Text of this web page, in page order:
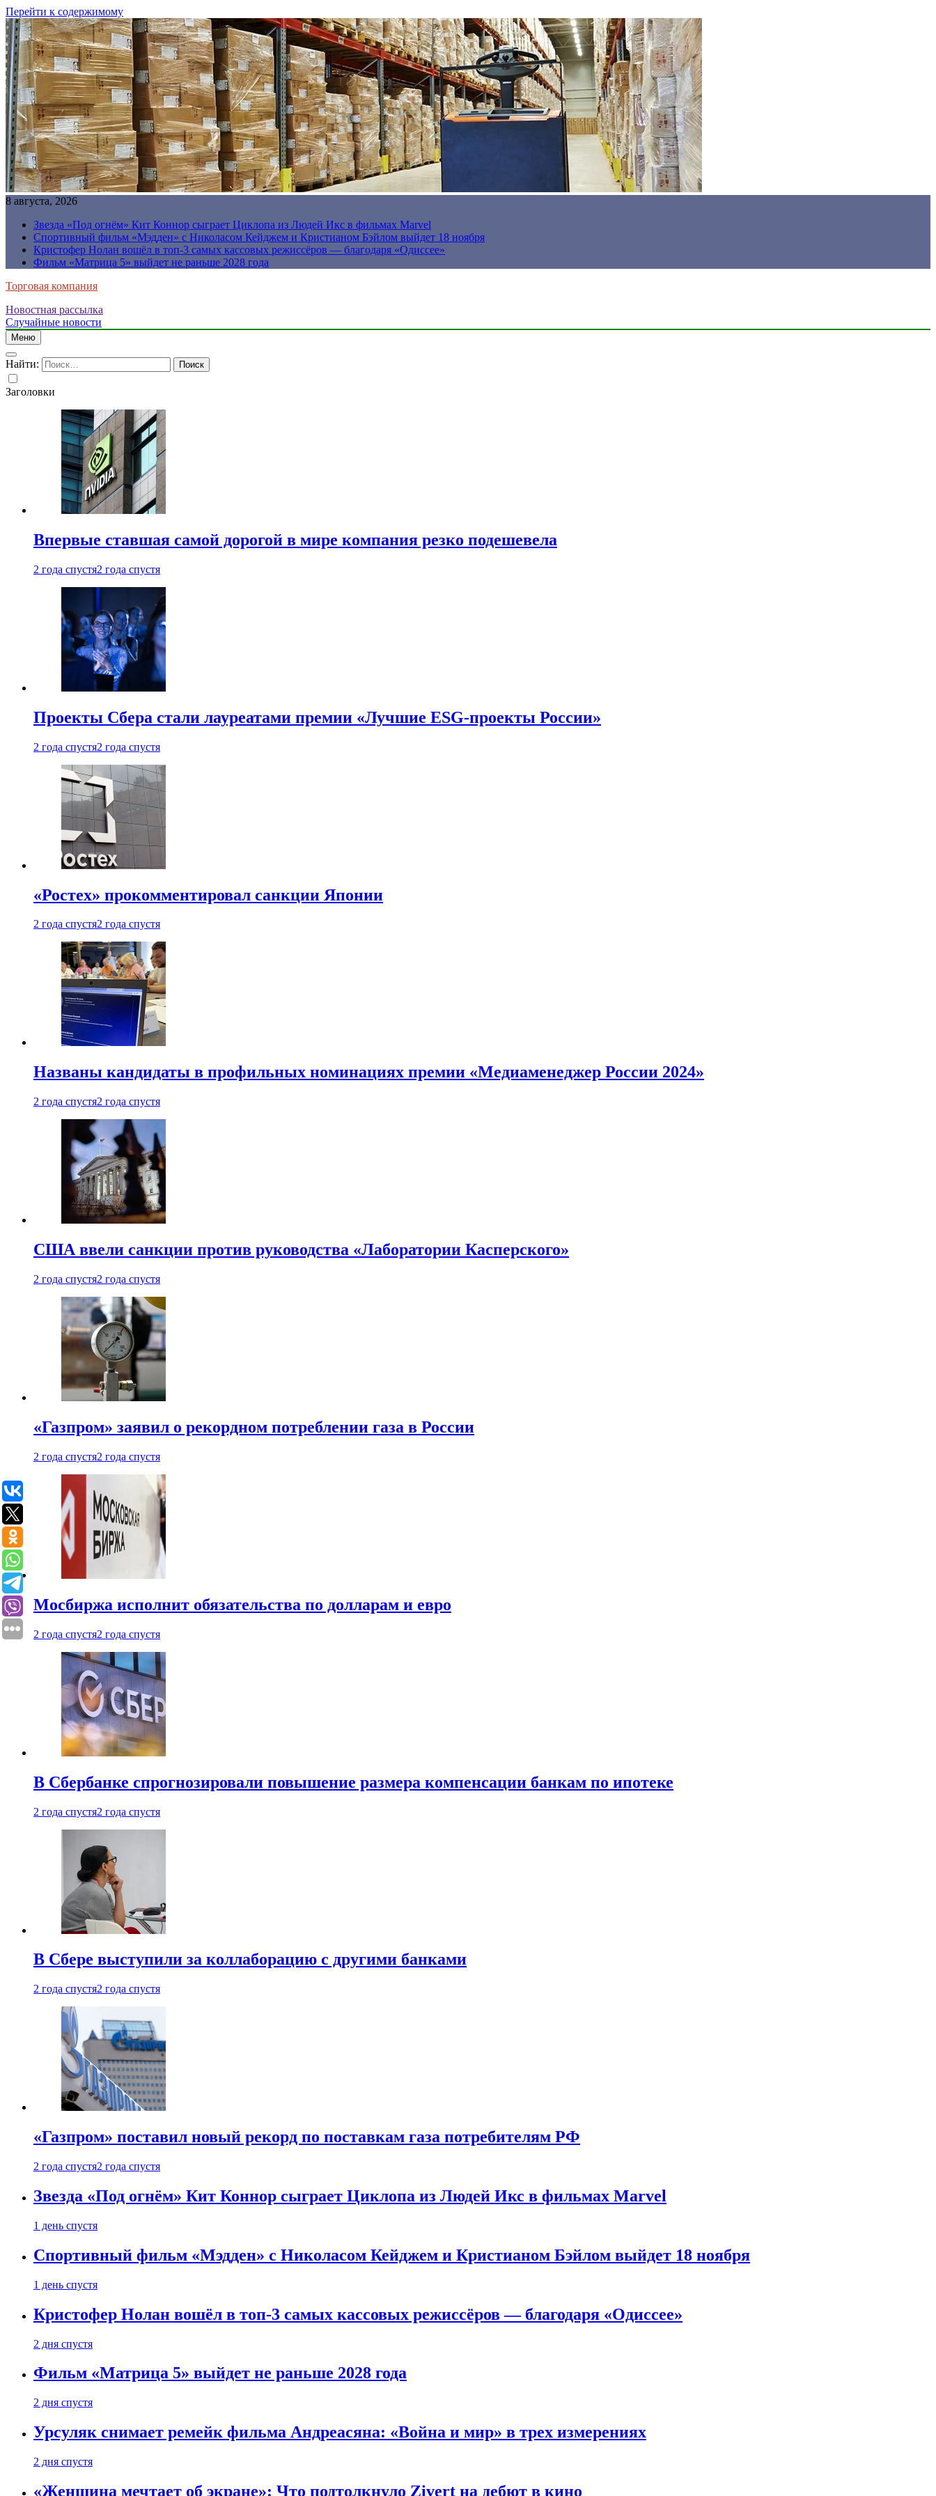
Перейти к содержимому
8 августа, 2026
Звезда «Под огнём» Кит Коннор сыграет Циклопа из Людей Икс в фильмах Marvel
Спортивный фильм «Мэдден» с Николасом Кейджем и Кристианом Бэйлом выйдет 18 ноября
Кристофер Нолан вошёл в топ-3 самых кассовых режиссёров — благодаря «Одиссее»
Фильм «Матрица 5» выйдет не раньше 2028 года
Торговая компания
Новостная рассылка
Случайные новости
Меню
Найти:
Заголовки
Впервые ставшая самой дорогой в мире компания резко подешевела
2 года спустя2 года спустя
Проекты Сбера стали лауреатами премии «Лучшие ESG-проекты России»
2 года спустя2 года спустя
«Ростех» прокомментировал санкции Японии
2 года спустя2 года спустя
Названы кандидаты в профильных номинациях премии «Медиаменеджер России 2024»
2 года спустя2 года спустя
США ввели санкции против руководства «Лаборатории Касперского»
2 года спустя2 года спустя
«Газпром» заявил о рекордном потреблении газа в России
2 года спустя2 года спустя
Мосбиржа исполнит обязательства по долларам и евро
2 года спустя2 года спустя
В Сбербанке спрогнозировали повышение размера компенсации банкам по ипотеке
2 года спустя2 года спустя
В Сбере выступили за коллаборацию с другими банками
2 года спустя2 года спустя
«Газпром» поставил новый рекорд по поставкам газа потребителям РФ
2 года спустя2 года спустя
Звезда «Под огнём» Кит Коннор сыграет Циклопа из Людей Икс в фильмах Marvel
1 день спустя
Спортивный фильм «Мэдден» с Николасом Кейджем и Кристианом Бэйлом выйдет 18 ноября
1 день спустя
Кристофер Нолан вошёл в топ-3 самых кассовых режиссёров — благодаря «Одиссее»
2 дня спустя
Фильм «Матрица 5» выйдет не раньше 2028 года
2 дня спустя
Урсуляк снимает ремейк фильма Андреасяна: «Война и мир» в трех измерениях
2 дня спустя
«Женщина мечтает об экране»: Что подтолкнуло Zivert на дебют в кино